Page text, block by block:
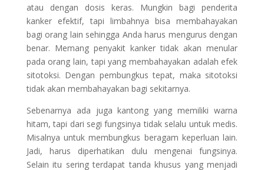
atau dengan dosis keras. Mungkin bagi penderita
kanker efektif, tapi limbahnya bisa membahayakan
bagi orang lain sehingga Anda harus mengurus dengan
benar. Memang penyakit kanker tidak akan menular
pada orang lain, tapi yang membahayakan adalah efek
sitotoksi. Dengan pembungkus tepat, maka sitotoksi
tidak akan membahayakan bagi sekitarnya.
Sebenarnya ada juga kantong yang memiliki warna
hitam, tapi dari segi fungsinya tidak selalu untuk medis.
Misalnya untuk membungkus beragam keperluan lain.
Jadi, harus diperhatikan dulu mengenai fungsinya.
Selain itu sering terdapat tanda khusus yang menjadi